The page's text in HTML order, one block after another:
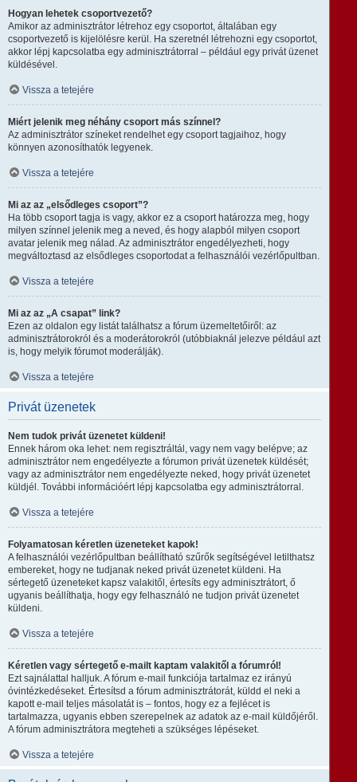
Hogyan lehetek csoportvezető?
Amikor az adminisztrátor létrehoz egy csoportot, általában egy
csoportvezető is kijelölésre kerül. Ha szeretnél létrehozni egy csoportot,
akkor lépj kapcsolatba egy adminisztrátorral – például egy privát üzenet
küldésével.
Vissza a tetejére
Miért jelenik meg néhány csoport más színnel?
Az adminisztrátor színeket rendelhet egy csoport tagjaihoz, hogy
könnyen azonosíthatók legyenek.
Vissza a tetejére
Mi az az „elsődleges csoport”?
Ha több csoport tagja is vagy, akkor ez a csoport határozza meg, hogy
milyen színnel jelenik meg a neved, és hogy alapból milyen csoport
avatar jelenik meg nálad. Az adminisztrátor engedélyezheti, hogy
megváltoztasd az elsődleges csoportodat a felhasználói vezérlőpultban.
Vissza a tetejére
Mi az az „A csapat” link?
Ezen az oldalon egy listát találhatsz a fórum üzemeltetőiről: az
adminisztrátorokról és a moderátorokról (utóbbiaknál jelezve például azt
is, hogy melyik fórumot moderálják).
Vissza a tetejére
Privát üzenetek
Nem tudok privát üzenetet küldeni!
Ennek három oka lehet: nem regisztráltál, vagy nem vagy belépve; az
adminisztrátor nem engedélyezte a fórumon privát üzenetek küldését;
vagy az adminisztrátor nem engedélyezte neked, hogy privát üzenetet
küldjél. További információért lépj kapcsolatba egy adminisztrátorral.
Vissza a tetejére
Folyamatosan kéretlen üzeneteket kapok!
A felhasználói vezérlőpultban beállítható szűrők segítségével letilthatsz
embereket, hogy ne tudjanak neked privát üzenetet küldeni. Ha
sértegető üzeneteket kapsz valakitől, értesíts egy adminisztrátort, ő
ugyanis beállíthatja, hogy egy felhasználó ne tudjon privát üzenetet
küldeni.
Vissza a tetejére
Kéretlen vagy sértegető e-mailt kaptam valakitől a fórumról!
Ezt sajnálattal halljuk. A fórum e-mail funkciója tartalmaz ez irányú
óvintézkedéseket. Értesítsd a fórum adminisztrátorát, küldd el neki a
kapott e-mail teljes másolatát is – fontos, hogy ez a fejlécet is
tartalmazza, ugyanis ebben szerepelnek az adatok az e-mail küldőjéről.
A fórum adminisztrátora megteheti a szükséges lépéseket.
Vissza a tetejére